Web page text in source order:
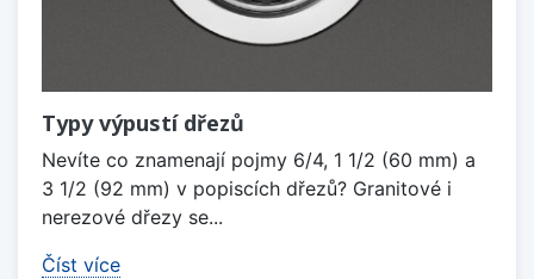
Typy výpustí dřezů
Nevíte co znamenají pojmy 6/4, 1 1/2 (60 mm) a
3 1/2 (92 mm) v popiscích dřezů? Granitové i
nerezové dřezy se...
Číst více